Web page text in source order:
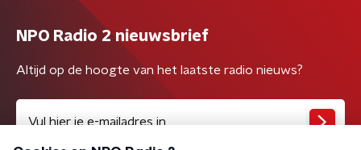
NPO Radio 2 nieuwsbrief
Altijd op de hoogte van het laatste radio nieuws?